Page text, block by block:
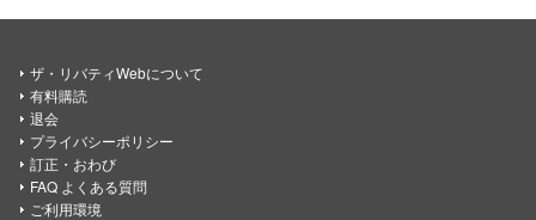
ザ・リバティWebについて
有料購読
退会
プライバシーポリシー
訂正・おわび
FAQ よくある質問
ご利用環境